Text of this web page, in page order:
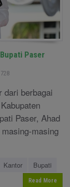
Paser
dari berbagai
Paser, Ahad
masing
Kantor
Bupati
Read More